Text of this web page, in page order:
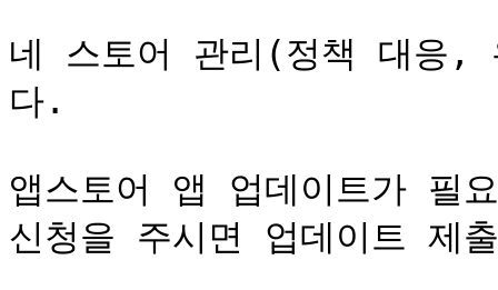
네 스토어 관리(정책 대응,
다.
앱스토어 앱 업데이트가 필
신청을 주시면 업데이트 제